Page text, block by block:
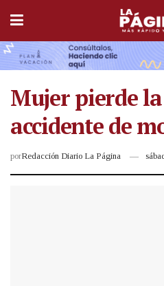
Mujer pierde
accidente de
porRedacción Diario La Página